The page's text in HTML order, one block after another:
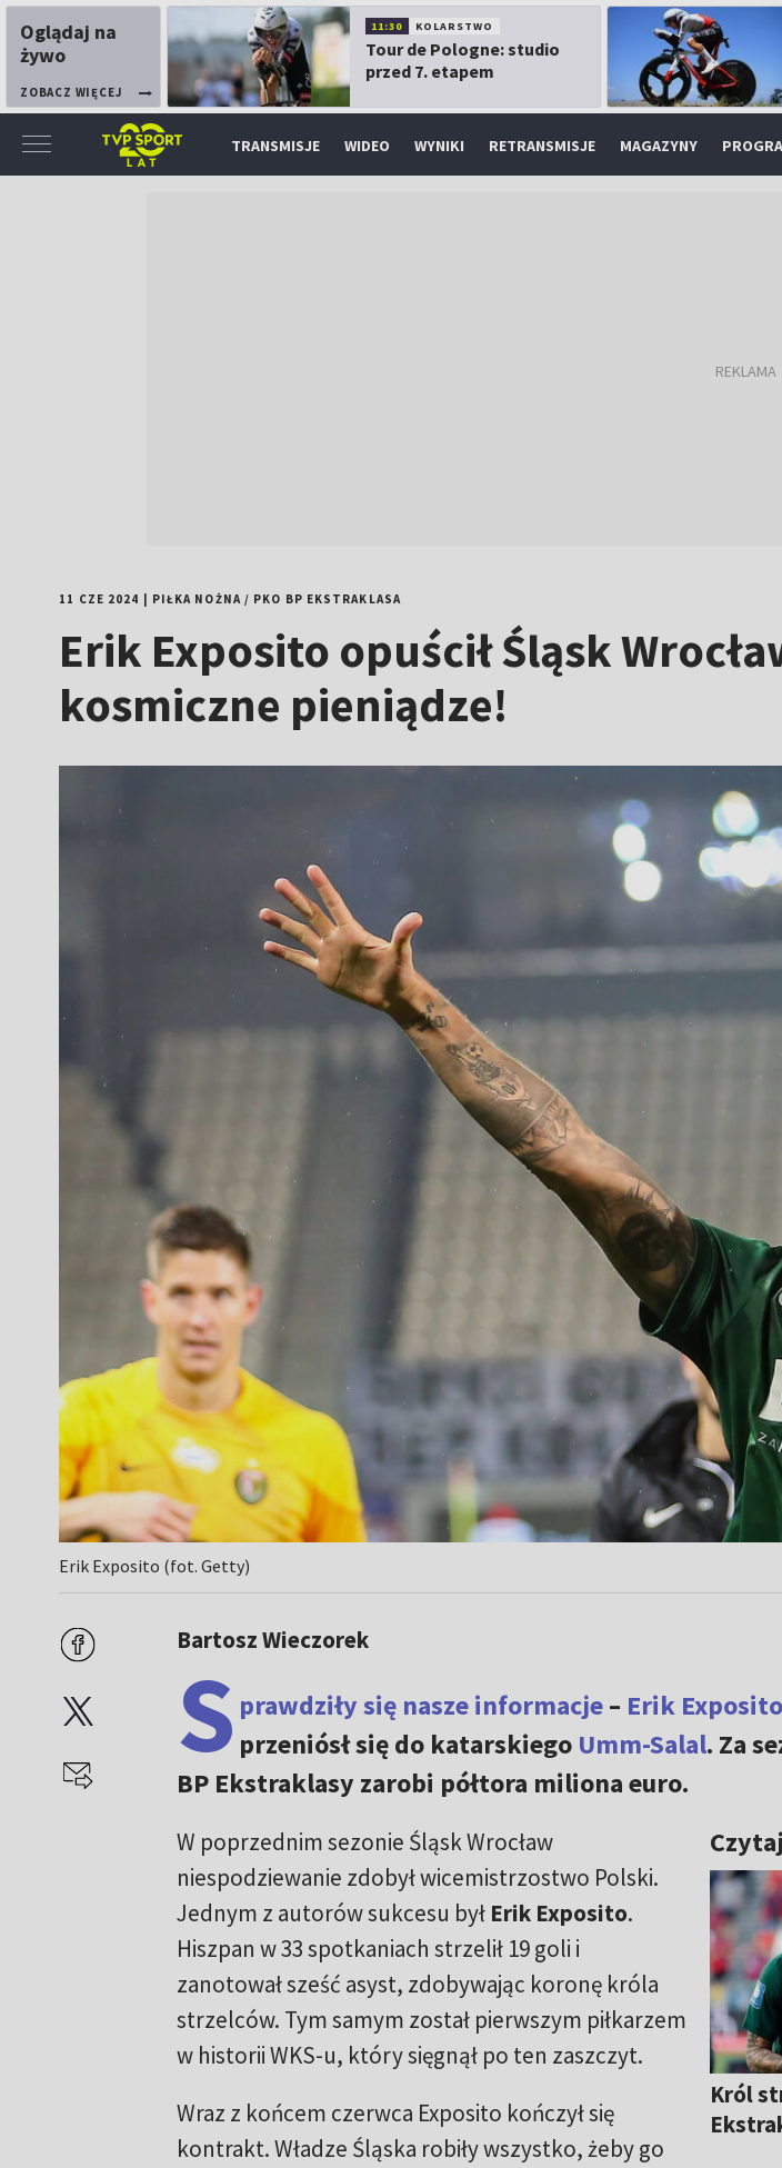
Oglądaj na
żywo
ZOBACZ WIĘCEJ
11:30 KOLARSTWO
Tour de Pologne: studio
przed 7. etapem
TRANSMISJE WIDEO WYNIKI RETRANSMISJE MAGAZYNY
11 CZE 2024 PIŁKA NOŻNA/ PKO BP EKSTRAKLASA
Erik Exposito opuścił Śląsk
kosmiczne pieniądze!
Erik Exposito (fot. Getty)
Bartosz Wieczorek
S prawdziły się nasze informacje– Erik Exposito
przeniósł się do katarskiego Umm-Salal. Za
BP Ekstraklasy zarobi półtora miliona euro.
Król
W poprzednim sezonie Śląsk Wrocław
niespodziewanie zdobył wicemistrzostwo Polski.
Jednym z autorów sukcesu był Erik Exposito.
Hiszpan w 33 spotkaniach strzelił 19 goli i
zanotował sześć asyst, zdobywając koronę króla
strzelców. Tym samym został pierwszym piłkarzem
w historii WKS-u, który sięgnął po ten zaszczyt.
Wraz z końcem czerwca Exposito kończył się
kontrakt. Władze Śląska robiły wszystko, żeby go